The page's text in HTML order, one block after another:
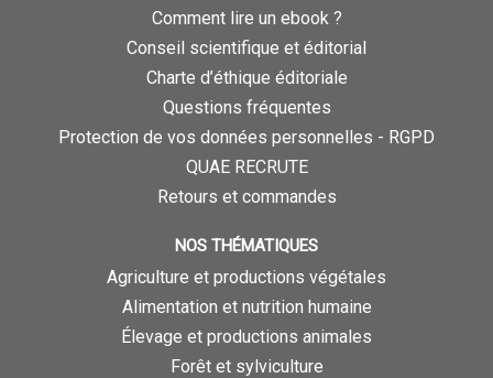
Comment lire un ebook ?
Conseil scientifique et éditorial
Charte d’éthique éditoriale
Questions fréquentes
Protection de vos données personnelles - RGPD
QUAE RECRUTE
Retours et commandes
NOS THÉMATIQUES
Agriculture et productions végétales
Alimentation et nutrition humaine
Élevage et productions animales
Forêt et sylviculture